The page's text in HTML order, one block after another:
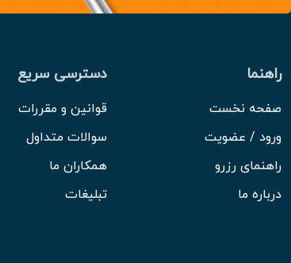
راهنما
صفحه نخست
ورود / عضویت
راهنمای رزرو
درباره ما
دسترسی سریع
قوانین و مقررات
سوالات متداول
همکاران ما
تبلیغات